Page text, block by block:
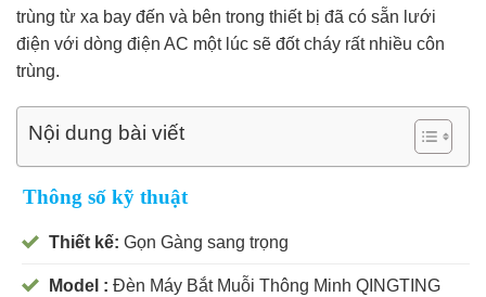
trùng từ xa bay đến và bên trong thiết bị đã có sẵn lưới
điện với dòng điện AC một lúc sẽ đốt cháy rất nhiều côn
trùng.
Nội dung bài viết
Thông số kỹ thuật
Thiết kế: Gọn Gàng sang trọng
Model : Đèn Máy Bắt Muỗi Thông Minh QINGTING